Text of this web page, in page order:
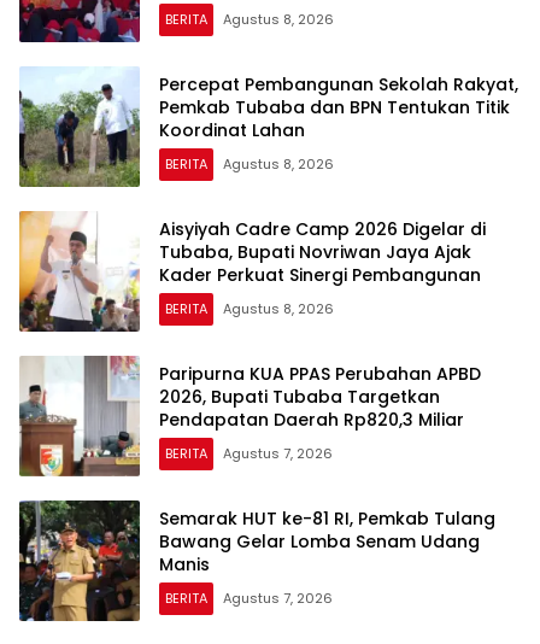
BERITA Agustus 8, 2026
Percepat Pembangunan Sekolah Rakyat,
Pemkab Tubaba dan BPN Tentukan Titik
Koordinat Lahan
BERITA Agustus 8, 2026
Aisyiyah Cadre Camp 2026 Digelar di
Tubaba, Bupati Novriwan Jaya Ajak
Kader Perkuat Sinergi Pembangunan
BERITA Agustus 8, 2026
Paripurna KUA PPAS Perubahan APBD
2026, Bupati Tubaba Targetkan
Pendapatan Daerah Rp820,3 Miliar
BERITA Agustus 7, 2026
Semarak HUT ke-81 RI, Pemkab Tulang
Bawang Gelar Lomba Senam Udang
Manis
BERITA Agustus 7, 2026